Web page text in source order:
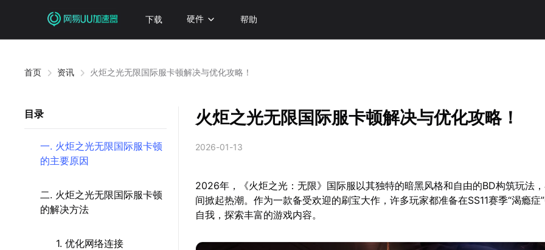
下载 硬件 帮助
首页 资讯 火炬之光无限国际服卡顿解决与优化攻略！
目录
一. 火炬之光无限国际服卡顿
的主要原因
二. 火炬之光无限国际服卡顿
的解决方法
1. 优化网络连接
火炬之光无限国际服卡顿解决与优化攻略！
2026-01-13
2026年，《火炬之光：无限》国际服以其独特的暗黑风格和自由的BD构筑玩法
间掀起热潮。作为一款备受欢迎的刷宝大作，许多玩家都准备在SS11赛季“渴瘾症
自我，探索丰富的游戏内容。